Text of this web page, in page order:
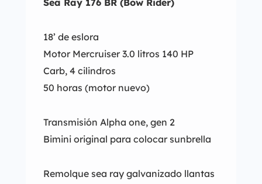
Sea Ray 176 BR (Bow Rider)
18’ de eslora
Motor Mercruiser 3.0 litros 140 HP
Carb, 4 cilindros
50 horas (motor nuevo)
Transmisión Alpha one, gen 2
Bimini original para colocar sunbrella
Remolque sea ray galvanizado llantas